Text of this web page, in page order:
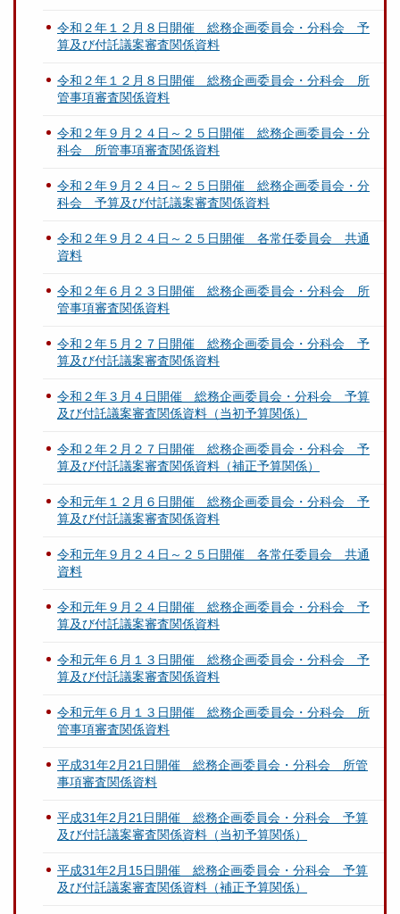
令和２年１２月８日開催 総務企画委員会・分科会 予
算及び付託議案審査関係資料
令和２年１２月８日開催 総務企画委員会・分科会 所
管事項審査関係資料
令和２年９月２４日～２５日開催 総務企画委員会・分
科会 所管事項審査関係資料
令和２年９月２４日～２５日開催 総務企画委員会・分
科会 予算及び付託議案審査関係資料
令和２年９月２４日～２５日開催 各常任委員会 共通
資料
令和２年６月２３日開催 総務企画委員会・分科会 所
管事項審査関係資料
令和２年５月２７日開催 総務企画委員会・分科会 予
算及び付託議案審査関係資料
令和２年３月４日開催 総務企画委員会・分科会 予算
及び付託議案審査関係資料（当初予算関係）
令和２年２月２７日開催 総務企画委員会・分科会 予
算及び付託議案審査関係資料（補正予算関係）
令和元年１２月６日開催 総務企画委員会・分科会 予
算及び付託議案審査関係資料
令和元年９月２４日～２５日開催 各常任委員会 共通
資料
令和元年９月２４日開催 総務企画委員会・分科会 予
算及び付託議案審査関係資料
令和元年６月１３日開催 総務企画委員会・分科会 予
算及び付託議案審査関係資料
令和元年６月１３日開催 総務企画委員会・分科会 所
管事項審査関係資料
平成31年2月21日開催 総務企画委員会・分科会 所管
事項審査関係資料
平成31年2月21日開催 総務企画委員会・分科会 予算
及び付託議案審査関係資料（当初予算関係）
平成31年2月15日開催 総務企画委員会・分科会 予算
及び付託議案審査関係資料（補正予算関係）